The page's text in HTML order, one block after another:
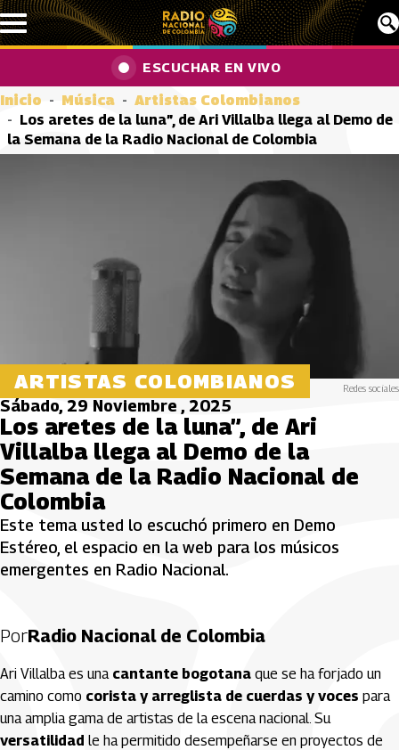
Pasar al contenido principal
ESCUCHAR EN VIVO
Inicio Música
Artistas Colombianos
Los aretes de la luna”, de Ari Villalba llega al Demo de
la Semana de la Radio Nacional de Colombia
ARTISTAS COLOMBIANOS Redes sociales
Sábado, 29 Noviembre , 2025
Los aretes de la luna”, de Ari
Villalba llega al Demo de la
Semana de la Radio Nacional de
Colombia
Este tema usted lo escuchó primero en Demo
Estéreo, el espacio en la web para los músicos
emergentes en Radio Nacional.
PorRadio Nacional de Colombia
Ari Villalba es una cantante bogotana que se ha forjado un
camino como corista y arreglista de cuerdas y voces para
una amplia gama de artistas de la escena nacional. Su
versatilidad le ha permitido desempeñarse en proyectos de